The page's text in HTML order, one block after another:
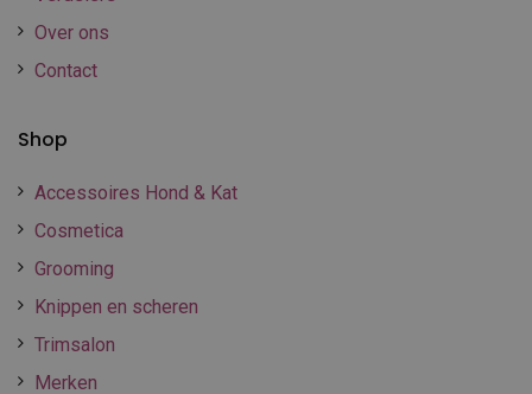
Over ons
Contact
Shop
Accessoires Hond & Kat
Cosmetica
Grooming
Knippen en scheren
Trimsalon
Merken